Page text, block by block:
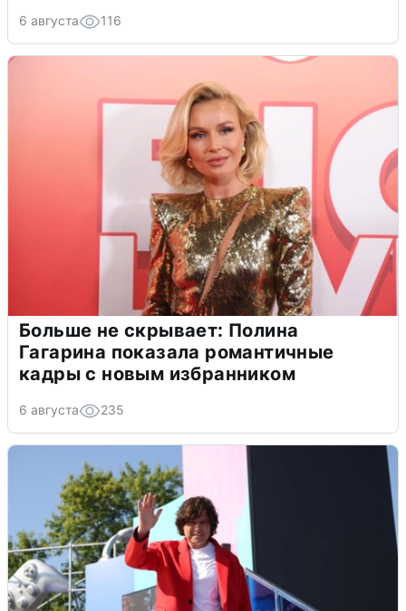
6 августа 116
Больше не скрывает: Полина
Гагарина показала романтичные
кадры с новым избранником
6 августа 235